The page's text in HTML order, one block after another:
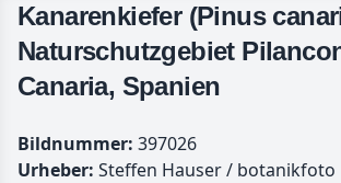
Kanarenkiefer (Pinus
Naturschutzgebiet
Canaria, Spanien
Bildnummer: 397026
Urheber: Steffen Hauser / botanikfoto